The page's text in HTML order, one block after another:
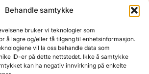
Behandle samtykke
bruker vi teknologier som
å lagre og/eller få tilgang til enhetsinformasjon.
vil la oss behandle data som
ID-er på dette nettstedet. Ikke å samtykke
kan ha negativ innvirkning på enkelte
vi ønsker å dele våre opplevelser og
innen reiser, hotell - og restauranter,
personlig pleie, data, film og bøker m.m.
Resurser
Personvernerklæring
Opphavsrett